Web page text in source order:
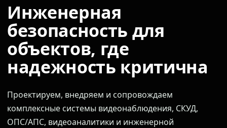
Инженерная
безопасность для
объектов, где
надежность критична
Проектируем, внедряем и сопровождаем
комплексные системы видеонаблюдения, СКУД,
ОПС/АПС, видеоаналитики и инженерной